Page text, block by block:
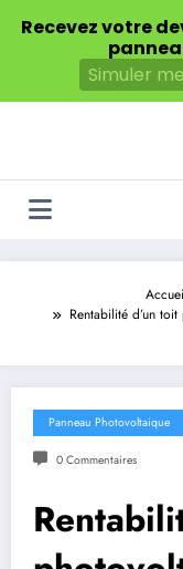
Rentabilité d’un
Panneau Photovoltaique
0 Commentaires
Recevez votre
Simuler